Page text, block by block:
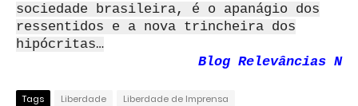
sociedade brasileira, é o apanágio dos
ressentidos e a nova trincheira dos
hipócritas…
Blog Relevâncias N
Tags Liberdade
Liberdade de Imprensa